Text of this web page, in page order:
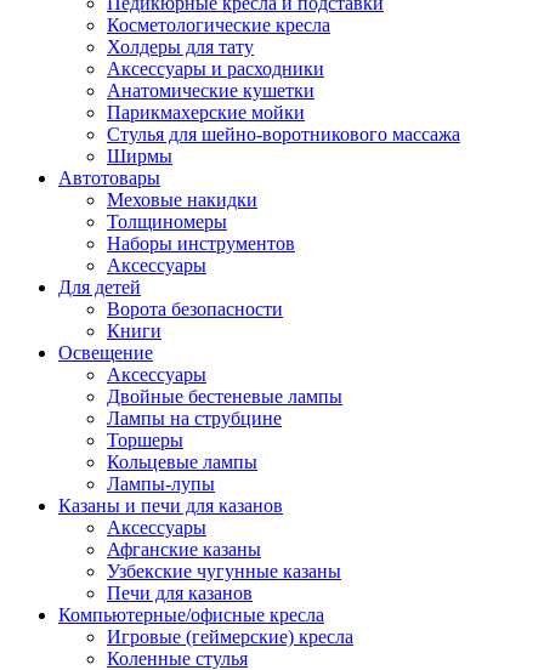
Косметологические кресла
Холдеры для тату
Аксессуары и расходники
Анатомические кушетки
Парикмахерские мойки
Стулья для шейно-воротникового массажа
Ширмы
Автотовары
Меховые накидки
Толщиномеры
Наборы инструментов
Аксессуары
Для детей
Ворота безопасности
Книги
Освещение
Аксессуары
Двойные бестеневые лампы
Лампы на струбцине
Торшеры
Кольцевые лампы
Лампы-лупы
Казаны и печи для казанов
Аксессуары
Афганские казаны
Узбекские чугунные казаны
Печи для казанов
Компьютерные/офисные кресла
Игровые (геймерские) кресла
Коленные стулья